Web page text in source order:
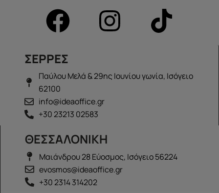
ΣΕΡΡΕΣ
Παύλου Μελά & 29ης Ιουνίου γωνία, Ισόγειο
62100
info@ideaoffice.gr
+30 23213 02583
ΘΕΣΣΑΛΟΝΙΚΗ
Μαιάνδρου 28 Εύοσμος, Ισόγειο 56224
evosmos@ideaoffice.gr
+30 2314 314202